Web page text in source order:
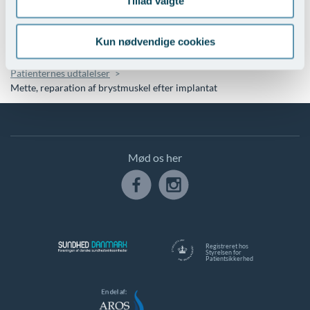
Kun nødvendige cookies
Du er her: Kosmetisk Center
Kosmetisk Plastikkirurgi
Patienternes udtalelser
Mette, reparation af brystmuskel efter implantat
Registreret hos
Styrelsen for
Patientsikkerhed
Mød os her